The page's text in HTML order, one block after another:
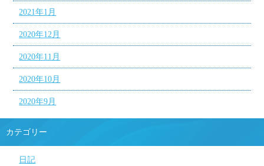
2021年1月
2020年12月
2020年11月
2020年10月
2020年9月
カテゴリー
日記